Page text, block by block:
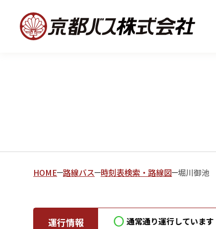
HOME 路線バス 時刻表検索・路線図 堀川御池
運行情報 通常通り運行しています